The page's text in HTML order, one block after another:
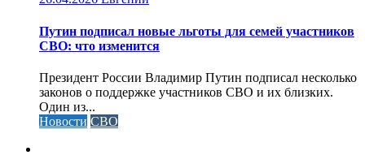
Путин подписал новые льготы для семей участников
СВО: что изменится
Президент России Владимир Путин подписал несколько
законов о поддержке участников СВО и их близких.
Один из...
Новости СВО